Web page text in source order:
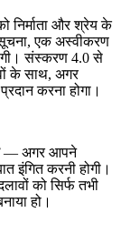
निर्माता और श्रेय के
सूचना, एक अस्वीकरण
संस्करण 4.0 से
के साथ, अगर
करना होगा।
— अगर आपने
इंगित करनी होगी।
को सिर्फ तभी
हो।